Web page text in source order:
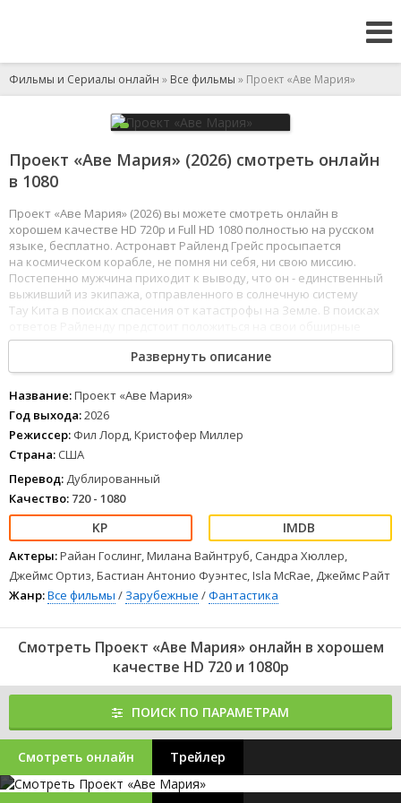
Фильмы и Сериалы онлайн » Все фильмы » Проект «Аве Мария»
Проект «Аве Мария» (2026) смотреть онлайн
в 1080
Проект «Аве Мария» (2026) вы можете смотреть онлайн в
хорошем качестве HD 720p и Full HD 1080 полностью на русском
языке, бесплатно. Астронавт Райленд Грейс просыпается
на космическом корабле, не помня ни себя, ни свою миссию.
Постепенно мужчина приходит к выводу, что он - единственный
выживший из экипажа, отправленного в солнечную систему
Тау Кита в поисках спасения от катастрофы на Земле. В поисках
научные знания, изобретательность и силу воли, но, возможно,
ему не придётся искать в одиночку.
12345 678
Развернуть описание
Название:Проект «Аве Мария»
Год выхода:2026
Режиссер: Фил Лорд, Кристофер Миллер
Страна: США
Перевод: Дублированный
Качество: 720 - 1080
Актеры:Райан Гослинг, Милана Вайнтруб, Сандра Хюллер,
Джеймс Ортиз, Бастиан Антонио Фуэнтес, Isla McRae, Джеймс Райт
Жанр:Все фильмы / Зарубежные /Фантастика
Смотреть Проект «Аве Мария» онлайн в хорошем
качестве HD 720 и 1080p
ПОИСК ПО ПАРАМЕТРАМ
Смотреть онлайн Трейлер